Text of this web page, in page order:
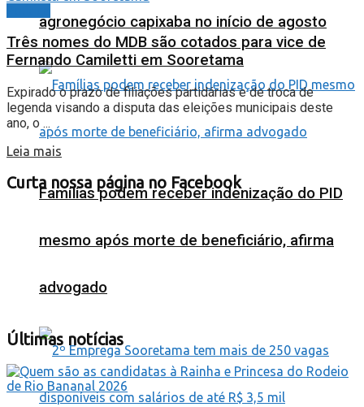
agronegócio capixaba no início de agosto
Famílias podem receber indenização do PID
mesmo após morte de beneficiário, afirma
advogado
Três nomes do MDB são cotados para vice de
Fernando Camiletti em Sooretama
Expirado o prazo de filiações partidárias e de troca de
legenda visando a disputa das eleições municipais deste
ano, o ...
Leia mais
Curta nossa página no Facebook
Últimas notícias